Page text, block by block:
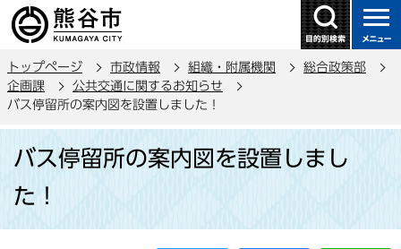
の
ー
ジ
トップページ 市政情報 組織・附属機関
総合政策部
企画課
公共交通に関するお知らせ
バス停留所の案内図を設置しました！
か
バス停留所の案内図を設置しまし
た！